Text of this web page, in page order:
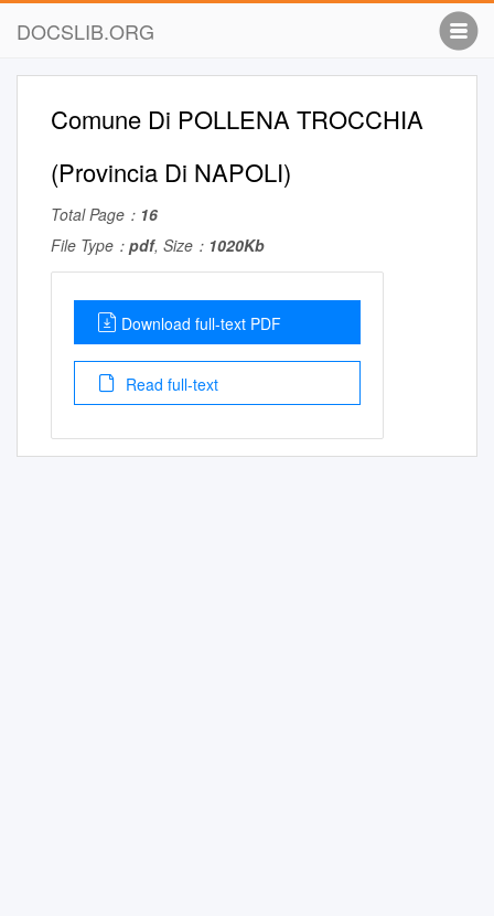
DOCSLIB.ORG
Comune Di POLLENA TROCCHIA
(Provincia Di NAPOLI)
Total Page： 16
File Type： pdf, Size： 1020Kb
Download full-text PDF
Read full-text